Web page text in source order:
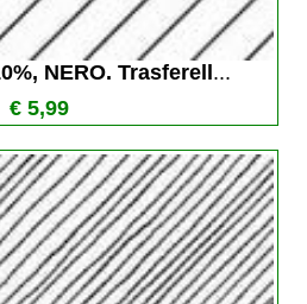
NERO. Trasferell ...
€ 5,99